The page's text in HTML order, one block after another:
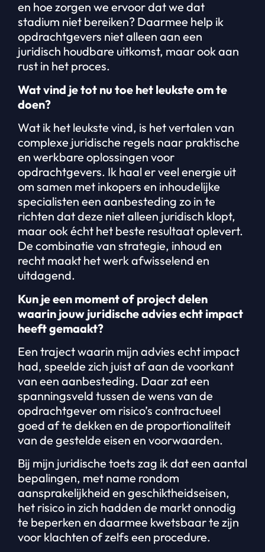
en hoe zorgen we ervoor dat we dat
stadium niet bereiken? Daarmee help ik
opdrachtgevers niet alleen aan een
juridisch houdbare uitkomst, maar ook aan
rust in het proces.
Wat vind je tot nu toe het leukste om te
doen?
Wat ik het leukste vind, is het vertalen van
complexe juridische regels naar praktische
en werkbare oplossingen voor
opdrachtgevers. Ik haal er veel energie uit
om samen met inkopers en inhoudelijke
specialisten een aanbesteding zo in te
richten dat deze niet alleen juridisch klopt,
maar ook écht het beste resultaat oplevert.
De combinatie van strategie, inhoud en
recht maakt het werk afwisselend en
uitdagend.
Kun je een moment of project delen
waarin jouw juridische advies echt impact
heeft gemaakt?
Een traject waarin mijn advies echt impact
had, speelde zich juist af aan de voorkant
van een aanbesteding. Daar zat een
spanningsveld tussen de wens van de
opdrachtgever om risico’s contractueel
goed af te dekken en de proportionaliteit
van de gestelde eisen en voorwaarden.
Bij mijn juridische toets zag ik dat een aantal
bepalingen, met name rondom
aansprakelijkheid en geschiktheidseisen,
het risico in zich hadden de markt onnodig
te beperken en daarmee kwetsbaar te zijn
voor klachten of zelfs een procedure.